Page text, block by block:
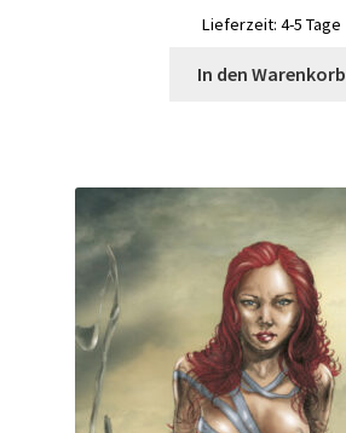
Lieferzeit: 4-5 Tage
In den Warenkorb